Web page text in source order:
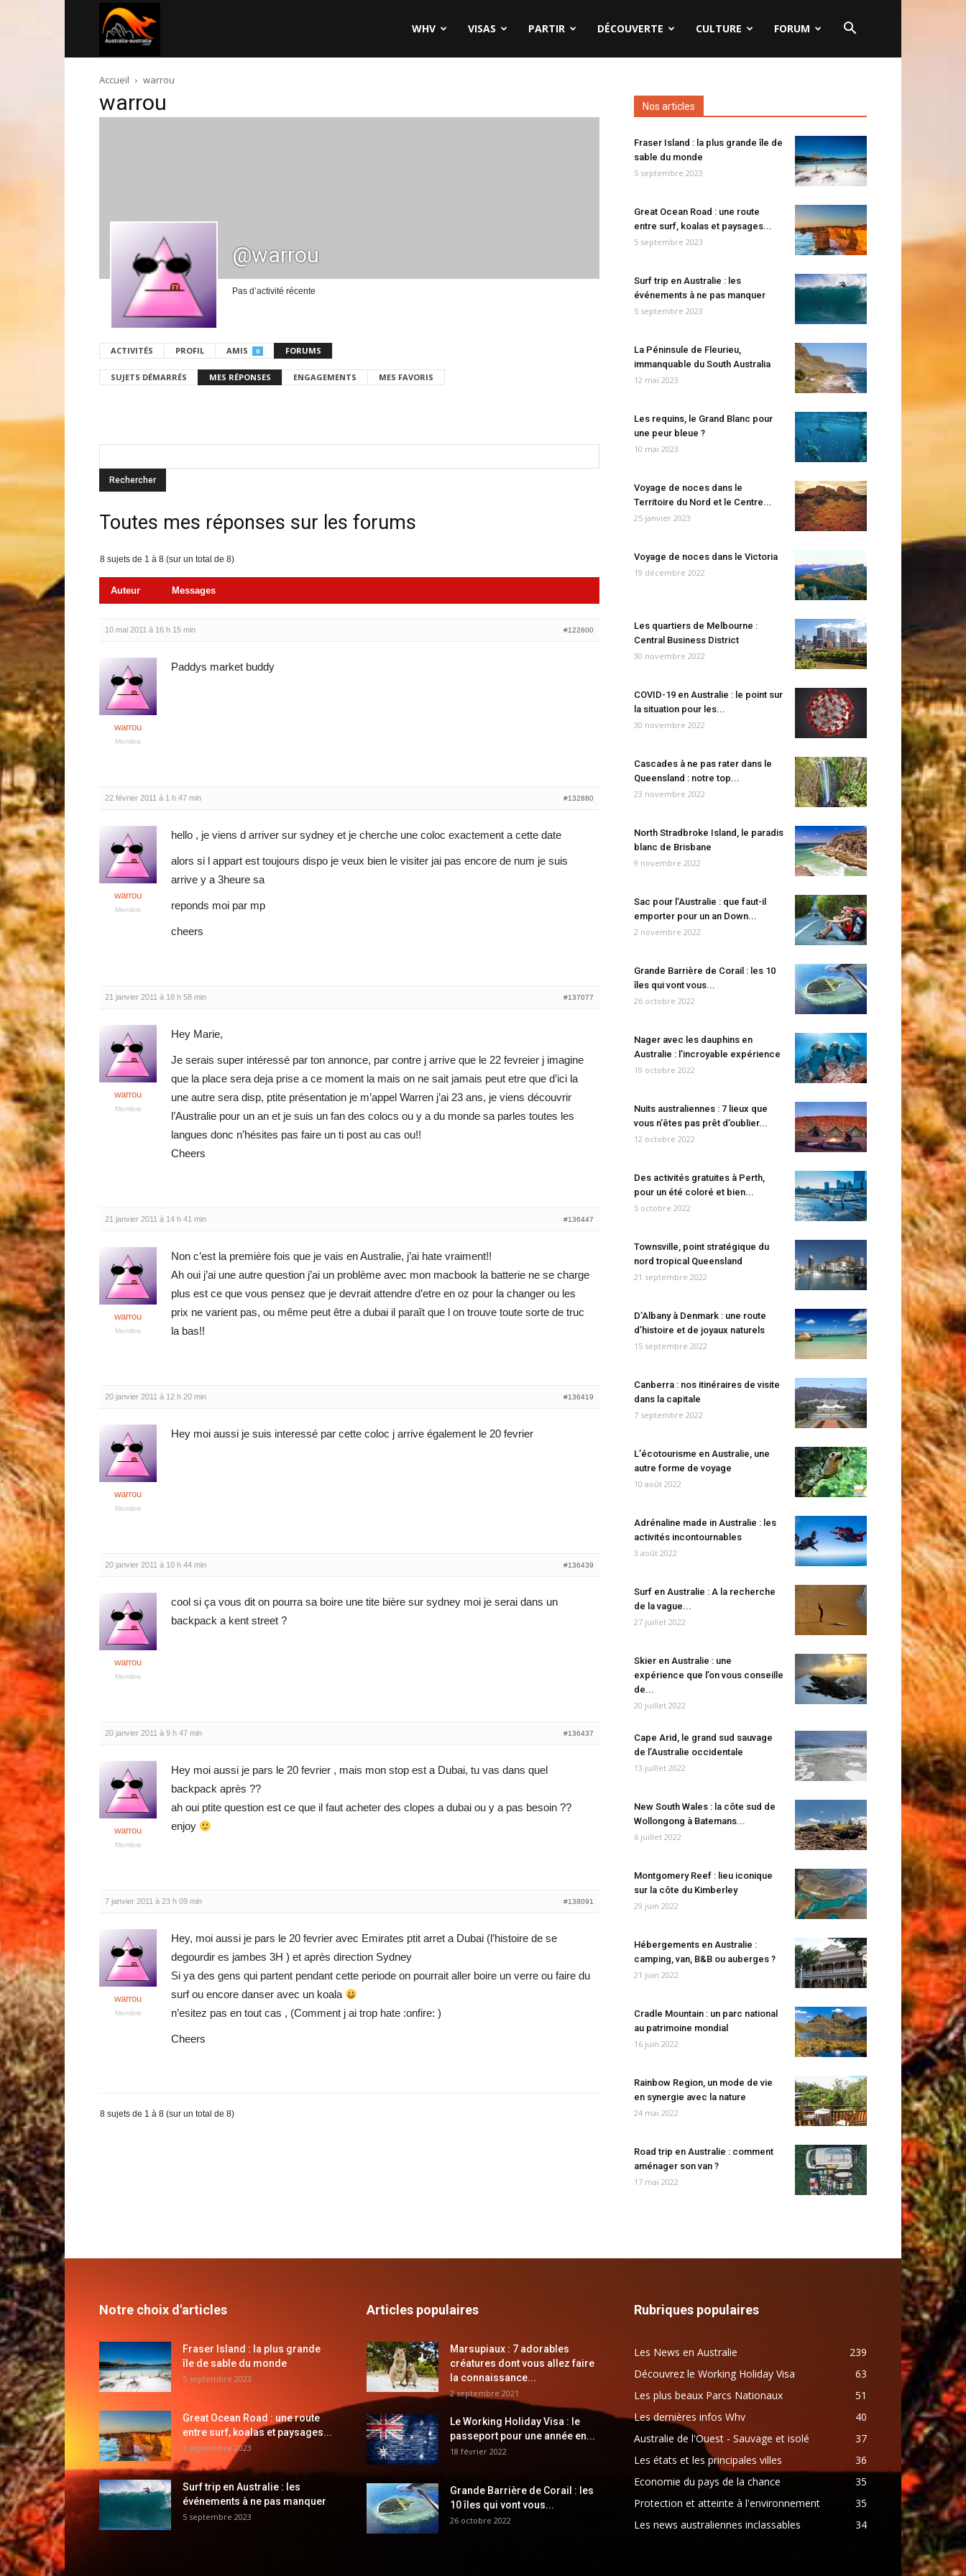
australie.com
WHV VISAS PARTIR DÉCOUVERTE CULTURE FORUM
Accueil warrou
warrou
@warrou
Pas d’activité récente
ACTIVITÉS PROFIL AMIS 0 FORUMS
SUJETS DÉMARRÉS MES RÉPONSES ENGAGEMENTS MES FAVORIS
Toutes mes réponses sur les forums
8 sujets de 1 à 8 (sur un total de 8)
Auteur Messages
10 mai 2011 à 16 h 15 min #122600
warrou
Membre
Paddys market buddy
22 février 2011 à 1 h 47 min #132880
warrou
Membre
hello , je viens d arriver sur sydney et je cherche une coloc exactement a cette date
alors si l appart est toujours dispo je veux bien le visiter jai pas encore de num je suis
arrive y a 3heure sa
reponds moi par mp
cheers
21 janvier 2011 à 18 h 58 min #137077
warrou
Membre
Hey Marie,
Je serais super intéressé par ton annonce, par contre j arrive que le 22 fevreier j imagine
que la place sera deja prise a ce moment la mais on ne sait jamais peut etre que d’ici la
une autre sera disp, ptite présentation je m’appel Warren j’ai 23 ans, je viens découvrir
l’Australie pour un an et je suis un fan des colocs ou y a du monde sa parles toutes les
langues donc n’hésites pas faire un ti post au cas ou!!
Cheers
21 janvier 2011 à 14 h 41 min #136447
warrou
Membre
Non c’est la première fois que je vais en Australie, j’ai hate vraiment!!
Ah oui j’ai une autre question j’ai un problème avec mon macbook la batterie ne se charge
plus est ce que vous pensez que je devrait attendre d’etre en oz pour la changer ou les
prix ne varient pas, ou même peut être a dubai il paraît que l on trouve toute sorte de truc
la bas!!
20 janvier 2011 à 12 h 20 min #136419
warrou
Membre
Hey moi aussi je suis interessé par cette coloc j arrive également le 20 fevrier
20 janvier 2011 à 10 h 44 min #136439
warrou
Membre
cool si ça vous dit on pourra sa boire une tite bière sur sydney moi je serai dans un
backpack a kent street ?
20 janvier 2011 à 9 h 47 min #136437
warrou
Membre
Hey moi aussi je pars le 20 fevrier , mais mon stop est a Dubai, tu vas dans quel
backpack après ??
ah oui ptite question est ce que il faut acheter des clopes a dubai ou y a pas besoin ??
enjoy
7 janvier 2011 à 23 h 09 min #138091
warrou
Membre
Hey, moi aussi je pars le 20 fevrier avec Emirates ptit arret a Dubai (l’histoire de se
degourdir es jambes 3H ) et après direction Sydney
Si ya des gens qui partent pendant cette periode on pourrait aller boire un verre ou faire du
surf ou encore danser avec un koala
n’esitez pas en tout cas , (Comment j ai trop hate :onfire: )
Cheers
8 sujets de 1 à 8 (sur un total de 8)
Nos articles
Fraser Island : la plus grande île de
sable du monde
5 septembre 2023
Great Ocean Road : une route
entre surf, koalas et paysages...
5 septembre 2023
Surf trip en Australie : les
événements à ne pas manquer
5 septembre 2023
La Péninsule de Fleurieu,
immanquable du South Australia
12 mai 2023
Les requins, le Grand Blanc pour
une peur bleue ?
10 mai 2023
Voyage de noces dans le
Territoire du Nord et le Centre...
25 janvier 2023
Voyage de noces dans le Victoria
19 décembre 2022
Les quartiers de Melbourne :
Central Business District
30 novembre 2022
COVID-19 en Australie : le point sur
la situation pour les...
30 novembre 2022
Cascades à ne pas rater dans le
Queensland : notre top...
23 novembre 2022
North Stradbroke Island, le paradis
blanc de Brisbane
9 novembre 2022
Sac pour l’Australie : que faut-il
emporter pour un an Down...
2 novembre 2022
Grande Barrière de Corail : les 10
îles qui vont vous...
26 octobre 2022
Nager avec les dauphins en
Australie : l’incroyable expérience
19 octobre 2022
Nuits australiennes : 7 lieux que
vous n’êtes pas prêt d’oublier...
12 octobre 2022
Des activités gratuites à Perth,
pour un été coloré et bien...
5 octobre 2022
Townsville, point stratégique du
nord tropical Queensland
21 septembre 2022
D’Albany à Denmark : une route
d’histoire et de joyaux naturels
15 septembre 2022
Canberra : nos itinéraires de visite
dans la capitale
7 septembre 2022
L’écotourisme en Australie, une
autre forme de voyage
10 août 2022
Adrénaline made in Australie : les
activités incontournables
3 août 2022
Surf en Australie : A la recherche
de la vague...
27 juillet 2022
Skier en Australie : une
expérience que l’on vous conseille
de...
20 juillet 2022
Cape Arid, le grand sud sauvage
de l’Australie occidentale
13 juillet 2022
New South Wales : la côte sud de
Wollongong à Batemans...
6 juillet 2022
Montgomery Reef : lieu iconique
sur la côte du Kimberley
29 juin 2022
Hébergements en Australie :
camping, van, B&B ou auberges ?
21 juin 2022
Cradle Mountain : un parc national
au patrimoine mondial
16 juin 2022
Rainbow Region, un mode de vie
en synergie avec la nature
24 mai 2022
Road trip en Australie : comment
aménager son van ?
17 mai 2022
Notre choix d'articles
Fraser Island : la plus grande
île de sable du monde
5 septembre 2023
Great Ocean Road : une route
entre surf, koalas et paysages...
5 septembre 2023
Surf trip en Australie : les
événements à ne pas manquer
5 septembre 2023
Articles populaires
Marsupiaux : 7 adorables
créatures dont vous allez faire
la connaissance...
2 septembre 2021
Le Working Holiday Visa : le
passeport pour une année en...
18 février 2022
Grande Barrière de Corail : les
10 îles qui vont vous...
26 octobre 2022
Rubriques populaires
Les News en Australie
239
Découvrez le Working Holiday Visa
63
Les plus beaux Parcs Nationaux
51
Les dernières infos Whv
40
Australie de l'Ouest - Sauvage et isolé
37
Les états et les principales villes
36
Economie du pays de la chance
35
Protection et atteinte à l'environnement
35
Les news australiennes inclassables
34